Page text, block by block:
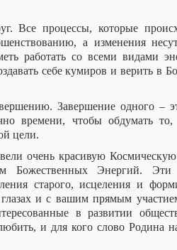
Все процессы, которые
а изменения
работать со всеми видами
себе кумиров и верить в
Завершение одного –
времени, чтобы обдумать
цели.
очень красивую
Божественных Энергий. Эти
старого, исцеления и
и с вашим прямым
в развитии
и для кого слово Родина